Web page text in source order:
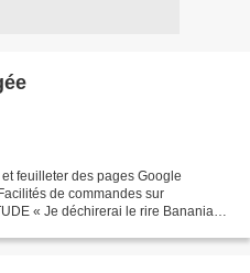
feuilleter des pages Google
de commandes sur
« Je déchirerai le rire Banania